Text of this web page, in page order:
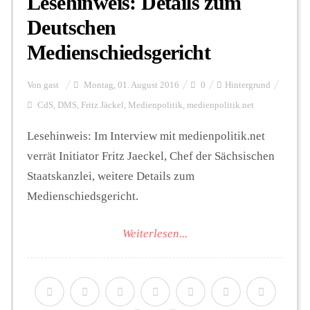
Deutschen
Medienschiedsgericht
Von gast Montag, 01. August 2016 0 Hintergrund
CdS, DMS, Fritz Jäckel, Medienpolitik, medienpolitik.net
Lesehinweis: Im Interview mit medienpolitik.net
verrät Initiator Fritz Jaeckel, Chef der Sächsischen
Staatskanzlei, weitere Details zum
Medienschiedsgericht.
Weiterlesen...